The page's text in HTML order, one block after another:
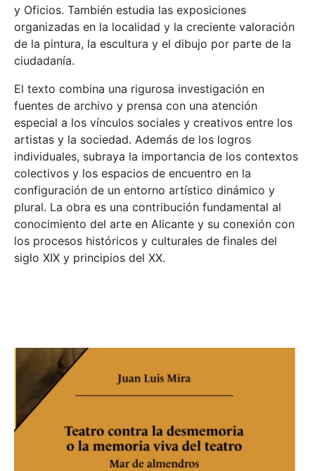
y Oficios. También estudia las exposiciones
organizadas en la localidad y la creciente valoración
de la pintura, la escultura y el dibujo por parte de la
ciudadanía.
El texto combina una rigurosa investigación en
fuentes de archivo y prensa con una atención
especial a los vínculos sociales y creativos entre los
artistas y la sociedad. Además de los logros
individuales, subraya la importancia de los contextos
colectivos y los espacios de encuentro en la
configuración de un entorno artístico dinámico y
plural. La obra es una contribución fundamental al
conocimiento del arte en Alicante y su conexión con
los procesos históricos y culturales de finales del
siglo XIX y principios del XX.